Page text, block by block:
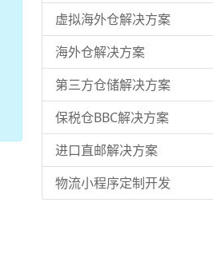
虚拟海外仓解决方案
海外仓解决方案
第三方仓储解决方案
保税仓BBC解决方案
进口直邮解决方案
物流小程序定制开发